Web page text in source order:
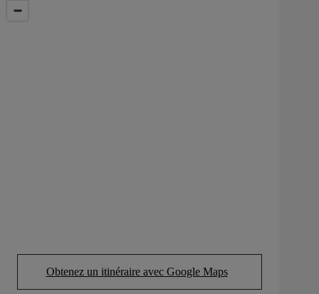
Obtenez un itinéraire avec Google Maps
(Opens in new tab)